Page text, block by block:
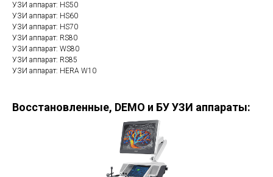
УЗИ аппарат: HS50
УЗИ аппарат: HS60
УЗИ аппарат: HS70
УЗИ аппарат: RS80
УЗИ аппарат: WS80
УЗИ аппарат: RS85
УЗИ аппарат: HERA W10
Восстановленные, DEMO и БУ УЗИ аппараты: